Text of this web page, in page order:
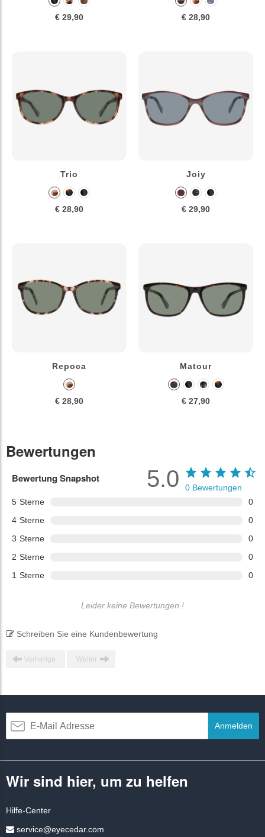
€ 29,90 € 28,90
Trio
€ 28,90
Joiy
€ 29,90
Repoca
€ 28,90
Matour
€ 27,90
Bewertungen
Bewertung Snapshot
5 Sterne
0
4 Sterne
0
3 Sterne
0
2 Sterne
0
1 Sterne 0
5.0 0 Bewertungen
Leider keine Bewertungen !
Schreiben Sie eine Kundenbewertung
Vorherige Weiter
Anmelden
Wir sind hier, um zu helfen
Hilfe-Center
service@eyecedar.com